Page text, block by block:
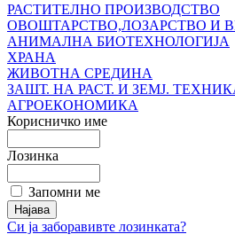
РАСТИТЕЛНО ПРОИЗВОДСТВО
ОВОШТАРСТВО,ЛОЗАРСТВО И
АНИМАЛНА БИОТЕХНОЛОГИЈА
ХРАНА
ЖИВОТНА СРЕДИНА
ЗАШТ. НА РАСТ. И ЗЕМЈ.
АГРОЕКОНОМИКА
Корисничко име
Лозинка
Запомни ме
Си ја заборавивте лозинката?